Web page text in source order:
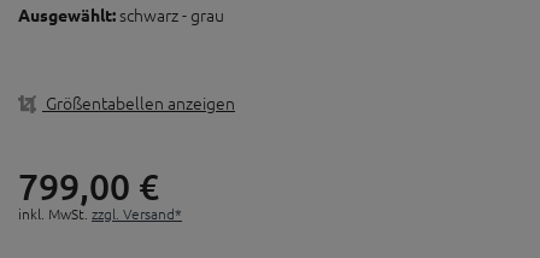
von Orbea
Shimano SLX M7000 GS Shadow Plus Direct Mount
Hydraulische Bremsen: Mehr Power, zuverlässiger
und weniger Pflege - für sorgenfreies Fahren und
sicheres Bremsen
Ausgewählt:schwarz - grau
Größentabellen anzeigen
799,00 €
inkl. MwSt. zzgl. Versand*